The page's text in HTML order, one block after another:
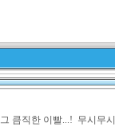
그 큼직한 이빨...!  무시무